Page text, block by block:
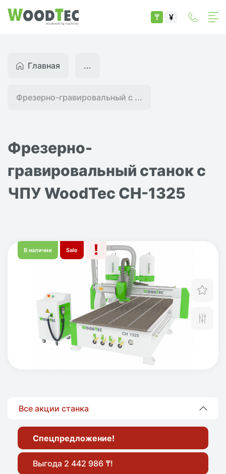
₸ ¥
Главная
Фрезерно-гравировальный с ...
...
Фрезерно-
гравировальный станок с
ЧПУ WoodTec CH-1325
В наличии Sale
Все акции станка
Спецпредложение!
Выгода 2 442 986 ₸!